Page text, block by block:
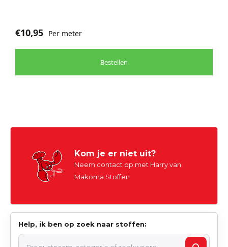
€10,95 Per meter
Bestellen
Kom je er niet uit?
Neem contact op met Harry van
Makoma Stoffen
Help, ik ben op zoek naar stoffen: